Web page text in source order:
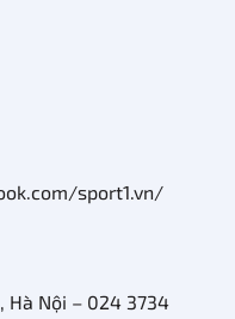
sport1.vn/
Hà Nội – 024 3734